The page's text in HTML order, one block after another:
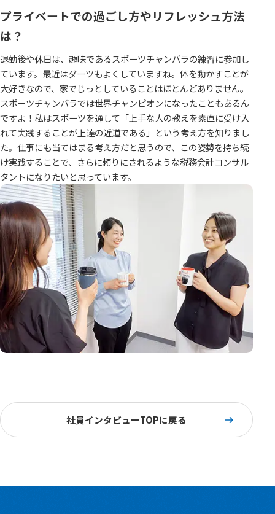
プライベートでの過ごし方やリフレッシュ方法
は？
退勤後や休日は、趣味であるスポーツチャンバラの練習に参加し
ています。最近はダーツもよくしていますね。体を動かすことが
大好きなので、家でじっとしていることはほとんどありません。
スポーツチャンバラでは世界チャンピオンになったこともあるん
ですよ！私はスポーツを通して「上手な人の教えを素直に受け入
れて実践することが上達の近道である」という考え方を知りまし
た。仕事にも当てはまる考え方だと思うので、この姿勢を持ち続
け実践することで、さらに頼りにされるような税務会計コンサル
タントになりたいと思っています。
社員インタビューTOPに戻る